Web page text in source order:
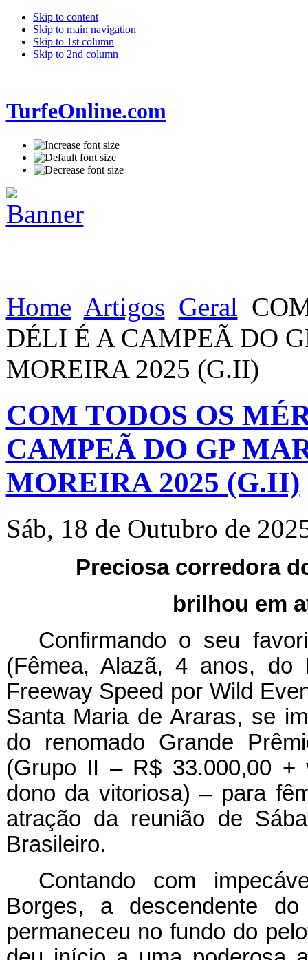
Skip to content
Skip to main navigation
Skip to 1st column
Skip to 2nd column
TurfeOnline.com
Home Artigos Geral
DÉLI É A CAMPEÃ DO
MOREIRA 2025 (G.II)
COM TODOS OS
CAMPEÃ DO GP
MOREIRA 2025 (G.II)
Sáb, 18 de Outubro de
Preciosa corredora
brilhou em
Confirmando o seu
(Fêmea, Alazã, 4 anos,
Freeway Speed por Wild
Santa Maria de Araras, se
do renomado Grande
(Grupo II – R$ 33.000,00 +
dono da vitoriosa) – para
atração da reunião de
Brasileiro.
Contando com
Borges, a descendente
permaneceu no fundo do